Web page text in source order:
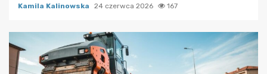
Kamila Kalinowska 24 czerwca 2026 167